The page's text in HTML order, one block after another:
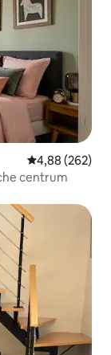
Gemiddelde
4,88 (262)
centrum